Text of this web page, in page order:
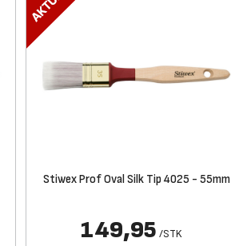
Stiwex Prof Oval Silk Tip 4025 - 55mm
149,95 /STK